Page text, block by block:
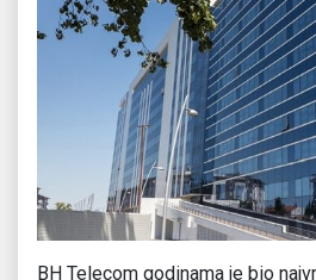
BH Telecom godinama je bio